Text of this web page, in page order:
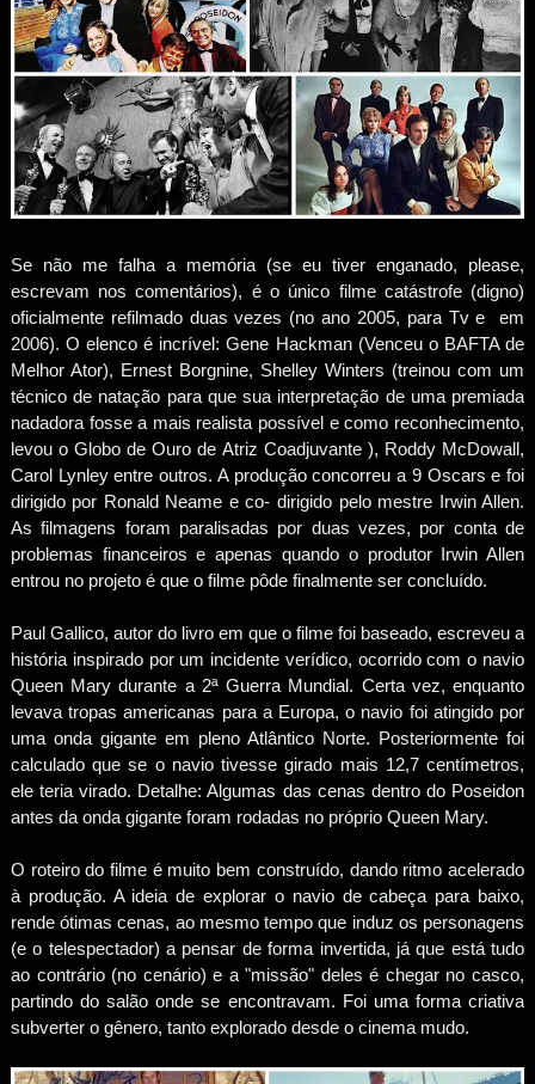
Se não me falha a memória (se eu tiver enganado, please,
escrevam nos comentários), é o único filme catástrofe (digno)
oficialmente refilmado duas vezes (no ano 2005, para Tv e em
2006). O elenco é incrível: Gene Hackman (Venceu o BAFTA de
Melhor Ator), Ernest Borgnine, Shelley Winters (treinou com um
técnico de natação para que sua interpretação de uma premiada
nadadora fosse a mais realista possível e como reconhecimento,
levou o Globo de Ouro de Atriz Coadjuvante ), Roddy McDowall,
Carol Lynley entre outros. A produção concorreu a 9 Oscars e foi
dirigido por Ronald Neame e co- dirigido pelo mestre Irwin Allen.
As filmagens foram paralisadas por duas vezes, por conta de
problemas financeiros e apenas quando o produtor Irwin Allen
entrou no projeto é que o filme pôde finalmente ser concluído.
Paul Gallico, autor do livro em que o filme foi baseado, escreveu a
história inspirado por um incidente verídico, ocorrido com o navio
Queen Mary durante a 2ª Guerra Mundial. Certa vez, enquanto
levava tropas americanas para a Europa, o navio foi atingido por
uma onda gigante em pleno Atlântico Norte. Posteriormente foi
calculado que se o navio tivesse girado mais 12,7 centímetros,
ele teria virado. Detalhe: Algumas das cenas dentro do Poseidon
antes da onda gigante foram rodadas no próprio Queen Mary.
O roteiro do filme é muito bem construído, dando ritmo acelerado
à produção. A ideia de explorar o navio de cabeça para baixo,
rende ótimas cenas, ao mesmo tempo que induz os personagens
(e o telespectador) a pensar de forma invertida, já que está tudo
ao contrário (no cenário) e a "missão" deles é chegar no casco,
partindo do salão onde se encontravam. Foi uma forma criativa
subverter o gênero, tanto explorado desde o cinema mudo.